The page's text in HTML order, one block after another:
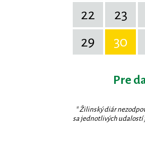
22
23
29
30
Pre
* Žilinský diár
sa jednotlivých udalostí